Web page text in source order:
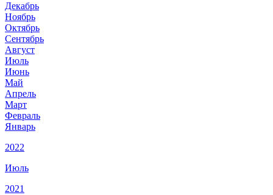
Декабрь
Ноябрь
Октябрь
Сентябрь
Август
Июль
Июнь
Май
Апрель
Март
Февраль
Январь
2022
Июль
2021